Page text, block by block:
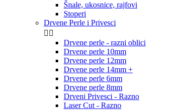
Šnale, ukosnice, rajfovi
Stoperi
Drvene Perle i Privesci
 
Drvene perle - razni oblici
Drvene perle 10mm
Drvene perle 12mm
Drvene perle 14mm +
Drvene perle 6mm
Drvene perle 8mm
Drveni Privesci - Razno
Laser Cut - Razno